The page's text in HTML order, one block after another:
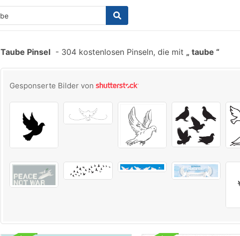
Taube Pinsel - 304 kostenlosen Pinseln, die mit taube
Gesponserte Bilder von